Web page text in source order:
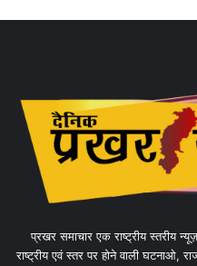
प्रखर समाचार एक राष्ट्रीय स्तरीय
राष्ट्रीय एवं स्तर पर होने वाली घटनाओ,